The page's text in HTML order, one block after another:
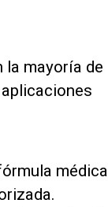
la mayoría de
médica